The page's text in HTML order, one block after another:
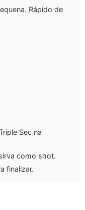
Rápido de
Sec na
como shot.
finalizar.